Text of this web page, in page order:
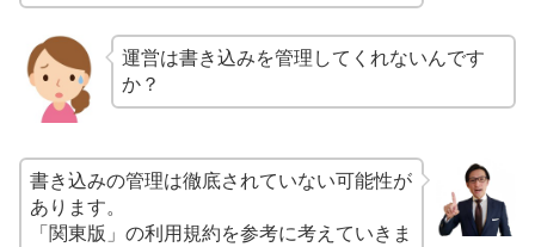
運営は書き込みを管理してくれないんです
か？
書き込みの管理は徹底されていない可能性が
あります。
「関東版」の利用規約を参考に考えていきま